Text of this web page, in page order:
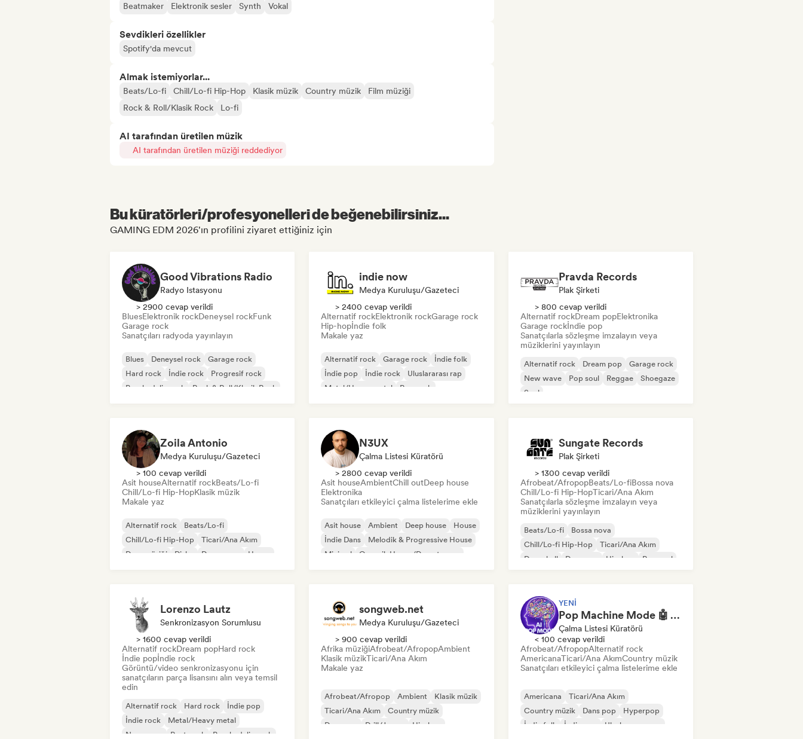
Beatmaker Elektronik sesler Synth Vokal
Sevdikleri özellikler
Spotify'da mevcut
Almak istemiyorlar...
Beats/Lo-fi Chill/Lo-fi Hip-Hop Klasik müzik Country müzik
Film müziği
Rock & Roll/Klasik Rock
Lo-fi
AI tarafından üretilen müzik
AI tarafından üretilen müziği reddediyor
Bu küratörleri/profesyonelleri de beğenebilirsiniz...
GAMING EDM 2026'ın profilini ziyaret ettiğiniz için
Good Vibrations Radio
Radyo Istasyonu
> 2900 cevap verildi
BluesElektronik rockDeneysel rockFunk
Garage rock
Sanatçıları radyoda yayınlayın
Blues Deneysel rock
Garage rock
Hard rock
İndie rock
Progresif rock
Psychedelic rock
Rock & Roll/Klasik Rock
indie now
Medya Kuruluşu/Gazeteci
> 2400 cevap verildi
Alternatif rockElektronik rockGarage rock
Hip-hopİndie folk
Makale yaz
Alternatif rock Garage rock
İndie folk
İndie pop
İndie rock
Uluslararası rap
Metal/Heavy metal
Pop rock
Pravda Records
Plak Şirketi
> 800 cevap verildi
Alternatif rockDream popElektronika
Garage rockİndie pop
Sanatçılarla sözleşme imzalayın veya
müziklerini yayınlayın
Alternatif rock Dream pop
Garage rock
New wave
Pop soul Reggae
Shoegaze
Soul
Zoila Antonio
Medya Kuruluşu/Gazeteci
> 100 cevap verildi
Asit houseAlternatif rockBeats/Lo-fi
Chill/Lo-fi Hip-HopKlasik müzik
Makale yaz
Alternatif rock
Beats/Lo-fi
Chill/Lo-fi Hip-Hop
Ticari/Ana Akım
Dans müziği
Disko Dream pop House
N3UX
Çalma Listesi Küratörü
> 2800 cevap verildi
Asit houseAmbientChill outDeep house
Elektronika
Sanatçıları etkileyici çalma listelerime ekle
Asit house Ambient Deep house
House
İndie Dans
Melodik & Progressive House
Minimal
Organik House/Downtempo
Sungate Records
Plak Şirketi
> 1300 cevap verildi
Afrobeat/AfropopBeats/Lo-fiBossa nova
Chill/Lo-fi Hip-HopTicari/Ana Akım
Sanatçılarla sözleşme imzalayın veya
müziklerini yayınlayın
Beats/Lo-fi
Bossa nova
Chill/Lo-fi Hip-Hop
Ticari/Ana Akım
Dancehall
Dans pop Hip-hop Pop soul
Lorenzo Lautz
Senkronizasyon Sorumlusu
> 1600 cevap verildi
Alternatif rockDream popHard rock
İndie popİndie rock
Görüntü/video senkronizasyonu için
sanatçıların parça lisansını alın veya temsil
edin
Alternatif rock Hard rock
İndie pop
İndie rock
Metal/Heavy metal
New wave
Post punk Psychedelic rock
songweb.net
Medya Kuruluşu/Gazeteci
> 900 cevap verildi
Afrika müziğiAfrobeat/AfropopAmbient
Klasik müzikTicari/Ana Akım
Makale yaz
Afrobeat/Afropop Ambient
Klasik müzik
Ticari/Ana Akım
Country müzik
Dans pop
Drill/Jersey Hip-hop
YENI
Pop Machine Mode 🤖 AI Music, Indie Pop & Dream Pop
Çalma Listesi Küratörü
< 100 cevap verildi
Afrobeat/AfropopAlternatif rock
AmericanaTicari/Ana AkımCountry müzik
Sanatçıları etkileyici çalma listelerime ekle
Americana
Ticari/Ana Akım
Country müzik
Dans pop
Hyperpop
İndie folk
İndie pop Uluslararası pop